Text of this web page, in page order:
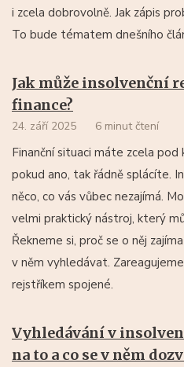
i zcela dobrovolně. Jak zápis
To bude tématem dnešního
Jak může insolvenční
finance?
24. září 2025 6 minut čtení
Finanční situaci máte zcela
pokud ano, tak řádně splácíte.
něco, co vás vůbec nezajímá.
velmi praktický nástroj, který
Řekneme si, proč se o něj
v něm vyhledávat.
rejstříkem spojené.
Vyhledávání v
na to a co se v něm